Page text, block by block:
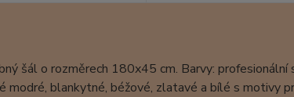
šál o rozměrech 180x45 cm. Barvy: profesionální
blankytné, béžové, zlatavé a bílé s motivy